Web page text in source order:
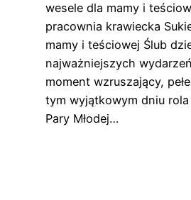
wesele dla mamy i
pracownia krawiecka
mamy i teściowej Ślub
najważniejszych
moment wzruszający,
tym wyjątkowym dniu
Pary Młodej…